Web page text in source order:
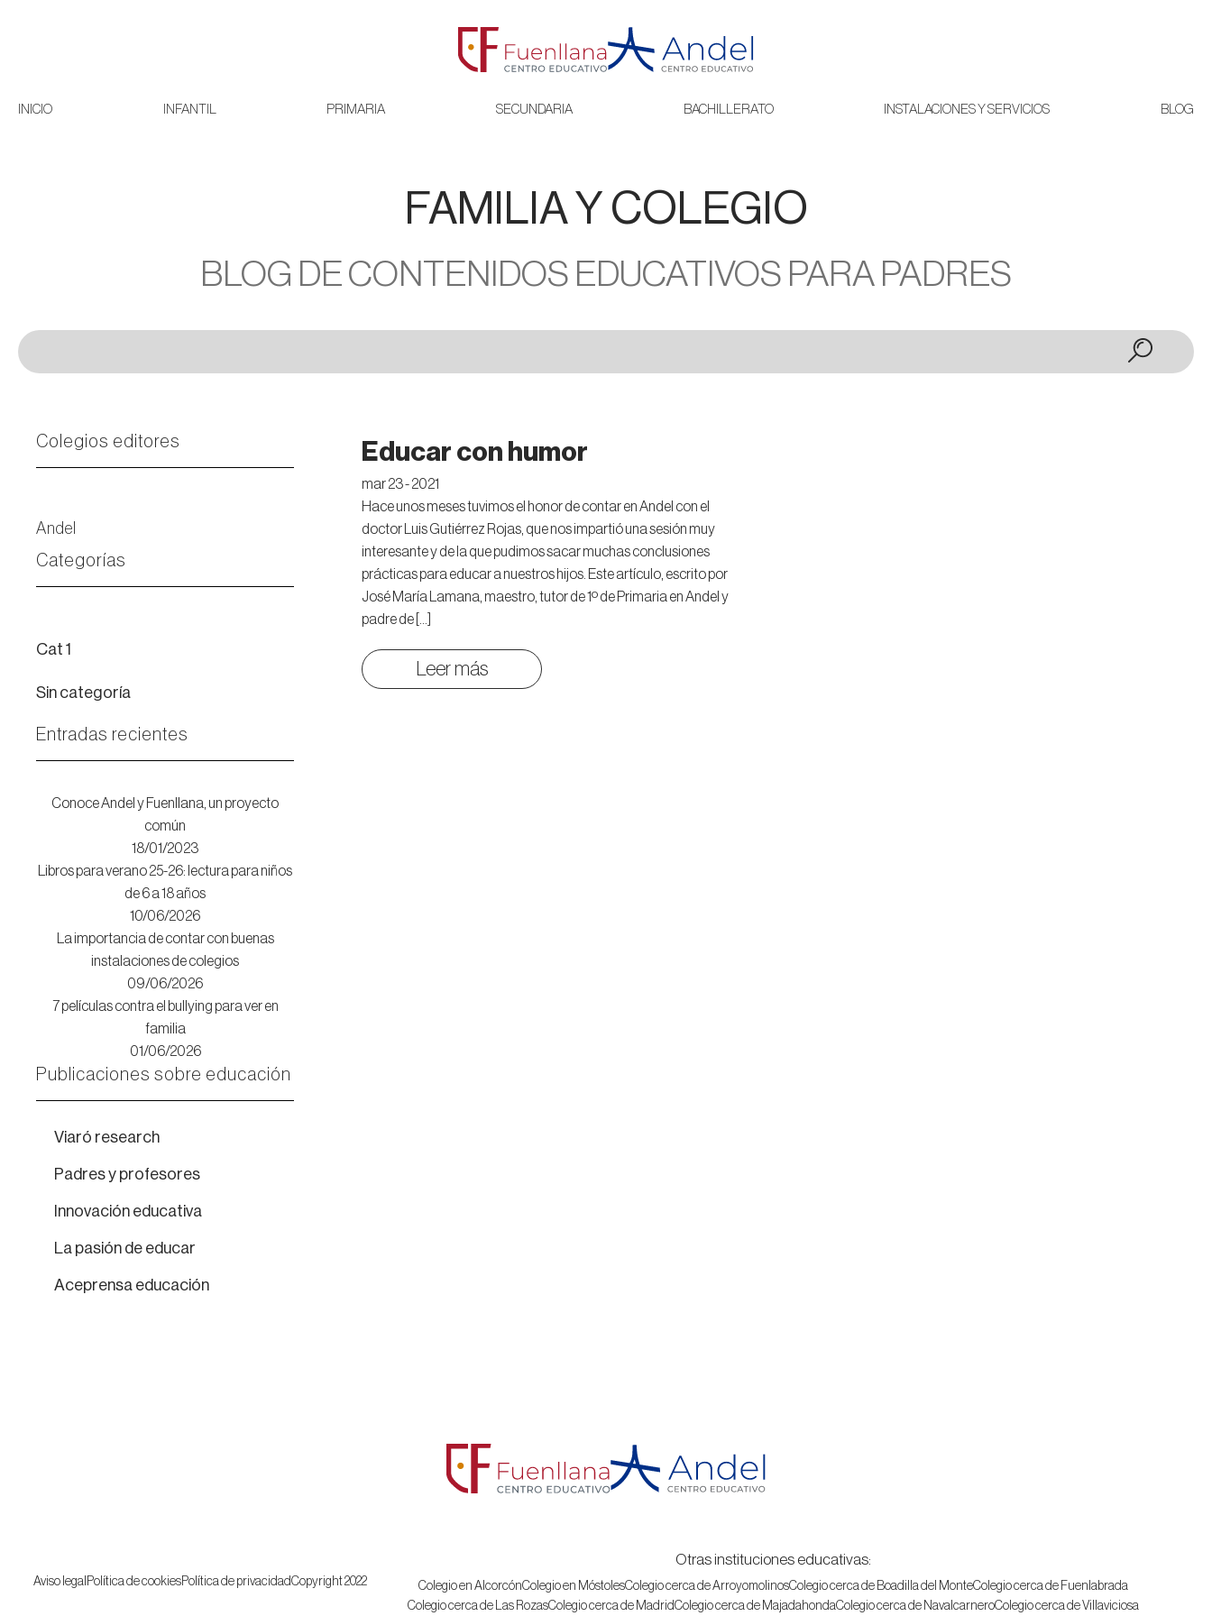
INICIO INFANTIL PRIMARIA SECUNDARIA BACHILLERATO INSTALACIONES Y SERVICIOS BLOG
FAMILIA Y COLEGIO
BLOG DE CONTENIDOS EDUCATIVOS PARA PADRES
Colegios editores
Andel
Categorías
Cat 1
Sin categoría
Entradas recientes
Conoce Andel y Fuenllana, un proyecto
común
18/01/2023
Libros para verano 25-26: lectura para niños
de 6 a 18 años
10/06/2026
La importancia de contar con buenas
instalaciones de colegios
09/06/2026
7 películas contra el bullying para ver en
familia
01/06/2026
Publicaciones sobre educación
Viaró research
Padres y profesores
Innovación educativa
La pasión de educar
Aceprensa educación
Educar con humor
mar 23 - 2021
Hace unos meses tuvimos el honor de contar en Andel con el
doctor Luis Gutiérrez Rojas, que nos impartió una sesión muy
interesante y de la que pudimos sacar muchas conclusiones
prácticas para educar a nuestros hijos. Este artículo, escrito por
José María Lamana, maestro, tutor de 1º de Primaria en Andel y
padre de […]
Leer más
Aviso legal Política de cookiesPolítica de privacidadCopyright 2022
Otras instituciones educativas:
Colegio en AlcorcónColegio en MóstolesColegio cerca de ArroyomolinosColegio cerca de Boadilla del MonteColegio cerca de Fuenlabrada
Colegio cerca de Las RozasColegio cerca de MadridColegio cerca de MajadahondaColegio cerca de NavalcarneroColegio cerca de Villaviciosa